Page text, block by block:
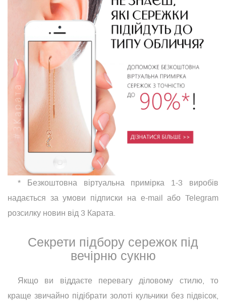
* Безкоштовна віртуальна примірка 1-3 виробів
надається за умови підписки на e-mail або Telegram
розсилку новин від 3 Карата.
Секрети підбору сережок під
вечірню сукню
Якщо ви віддаєте перевагу діловому стилю, то
краще звичайно підібрати золоті кульчики без підвісок,